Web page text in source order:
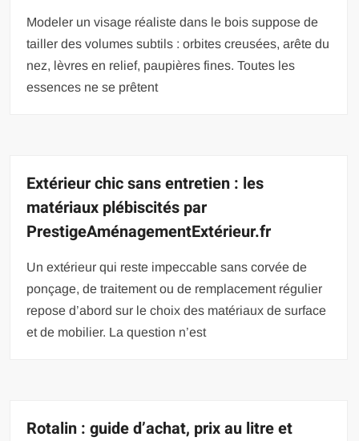
Modeler un visage réaliste dans le bois suppose de
tailler des volumes subtils : orbites creusées, arête du
nez, lèvres en relief, paupières fines. Toutes les
essences ne se prêtent
Extérieur chic sans entretien : les
matériaux plébiscités par
PrestigeAménagementExtérieur.fr
Un extérieur qui reste impeccable sans corvée de
ponçage, de traitement ou de remplacement régulier
repose d’abord sur le choix des matériaux de surface
et de mobilier. La question n’est
Rotalin : guide d’achat, prix au litre et